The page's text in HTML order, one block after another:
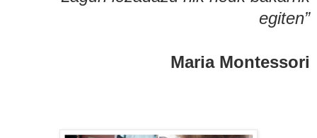
egiten”
Maria Montessori